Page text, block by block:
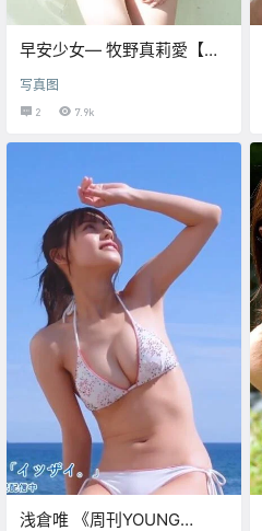
早安少女— 牧野真莉愛【泳
写真图
2 7.9k
浅倉唯 《周刊YOUNG